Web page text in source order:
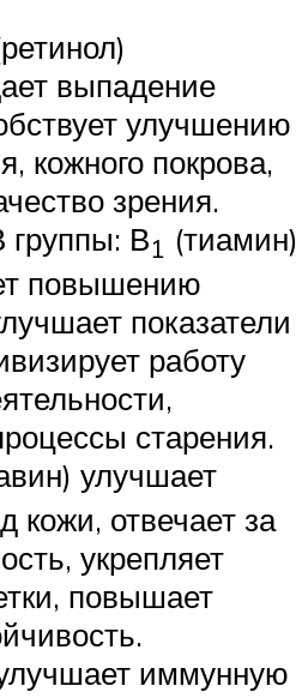
выпадение
улучшению
кожного покрова,
зрения.
В1 (тиамин)
повышению
показатели
работу
старения.
улучшает
кожи, отвечает за
укрепляет
повышает
иммунную